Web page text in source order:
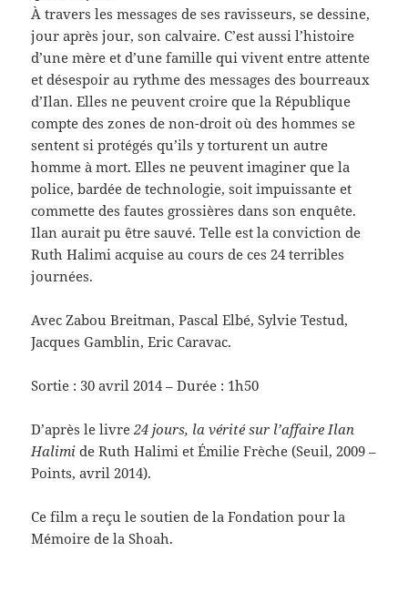
À travers les messages de ses ravisseurs, se dessine,
jour après jour, son calvaire. C’est aussi l’histoire
d’une mère et d’une famille qui vivent entre attente
et désespoir au rythme des messages des bourreaux
d’Ilan. Elles ne peuvent croire que la République
compte des zones de non-droit où des hommes se
sentent si protégés qu’ils y torturent un autre
homme à mort. Elles ne peuvent imaginer que la
police, bardée de technologie, soit impuissante et
commette des fautes grossières dans son enquête.
Ilan aurait pu être sauvé. Telle est la conviction de
Ruth Halimi acquise au cours de ces 24 terribles
journées.
Avec Zabou Breitman, Pascal Elbé, Sylvie Testud,
Jacques Gamblin, Eric Caravac.
Sortie : 30 avril 2014 – Durée : 1h50
D’après le livre24 jours, la vérité sur l’affaire Ilan
Halimi de Ruth Halimi et Émilie Frèche (Seuil, 2009 –
Points, avril 2014).
Ce film a reçu le soutien de la Fondation pour la
Mémoire de la Shoah.